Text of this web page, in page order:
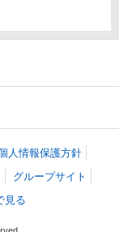
人情報保護方針
グループサイト
見る